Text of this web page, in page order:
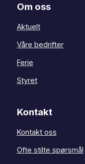
Om oss
Aktuelt
Våre bedrifter
Ferie
Styret
Kontakt
Kontakt oss
Ofte stilte spørsmål